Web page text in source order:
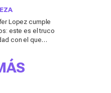
semanas, según
Lopez cumple
este es el truco
con el que
de los 50